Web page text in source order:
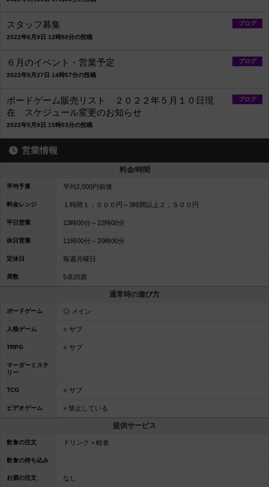
ブログ
スタッフ募集
2022年6月9日 12時50分の投稿
ブログ
６月のイベント・営業予定
2022年5月27日 14時57分の投稿
ブログ
ボードゲーム販売リスト ２０２２年５月１０日現
在 スケジュール変更のお知らせ
2022年5月9日 15時03分の投稿
営業情報
料金/時間
平均予算 平均2,000円前後
料金レンジ １時間１，０００円～3時間以上２，５００円
平日営業 13時00分～22時00分
休日営業 11時00分～20時00分
定休日 毎週月曜日
席数 5卓25席
通常時の遊び方
ボードゲーム ◎ メイン
人狼ゲーム ○ サブ
TRPG ○ サブ
マーダーミステ
リー
TCG ○ サブ
ビデオゲーム × 禁止している
提供サービス
飲食の注文 ドリンク＋軽食
飲食の持ち込み
お酒の注文 なし